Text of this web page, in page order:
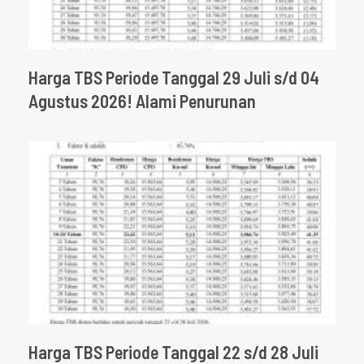
Harga TBS Periode Tanggal 29 Juli s/d 04
Agustus 2026! Alami Penurunan
Harga TBS Periode Tanggal 22 s/d 28 Juli